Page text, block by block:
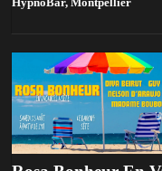
HypnoBar, Montpellier